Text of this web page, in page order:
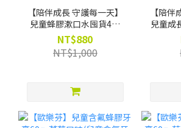
【陪伴成長 守護每一天】
兒童蜂膠漱口水囤貨4入
組-限時88折(買就贈漱口
水葡萄口味12ml*4)
NT$880
NT$1,000
【陪伴
兒童成
+
贈Pato